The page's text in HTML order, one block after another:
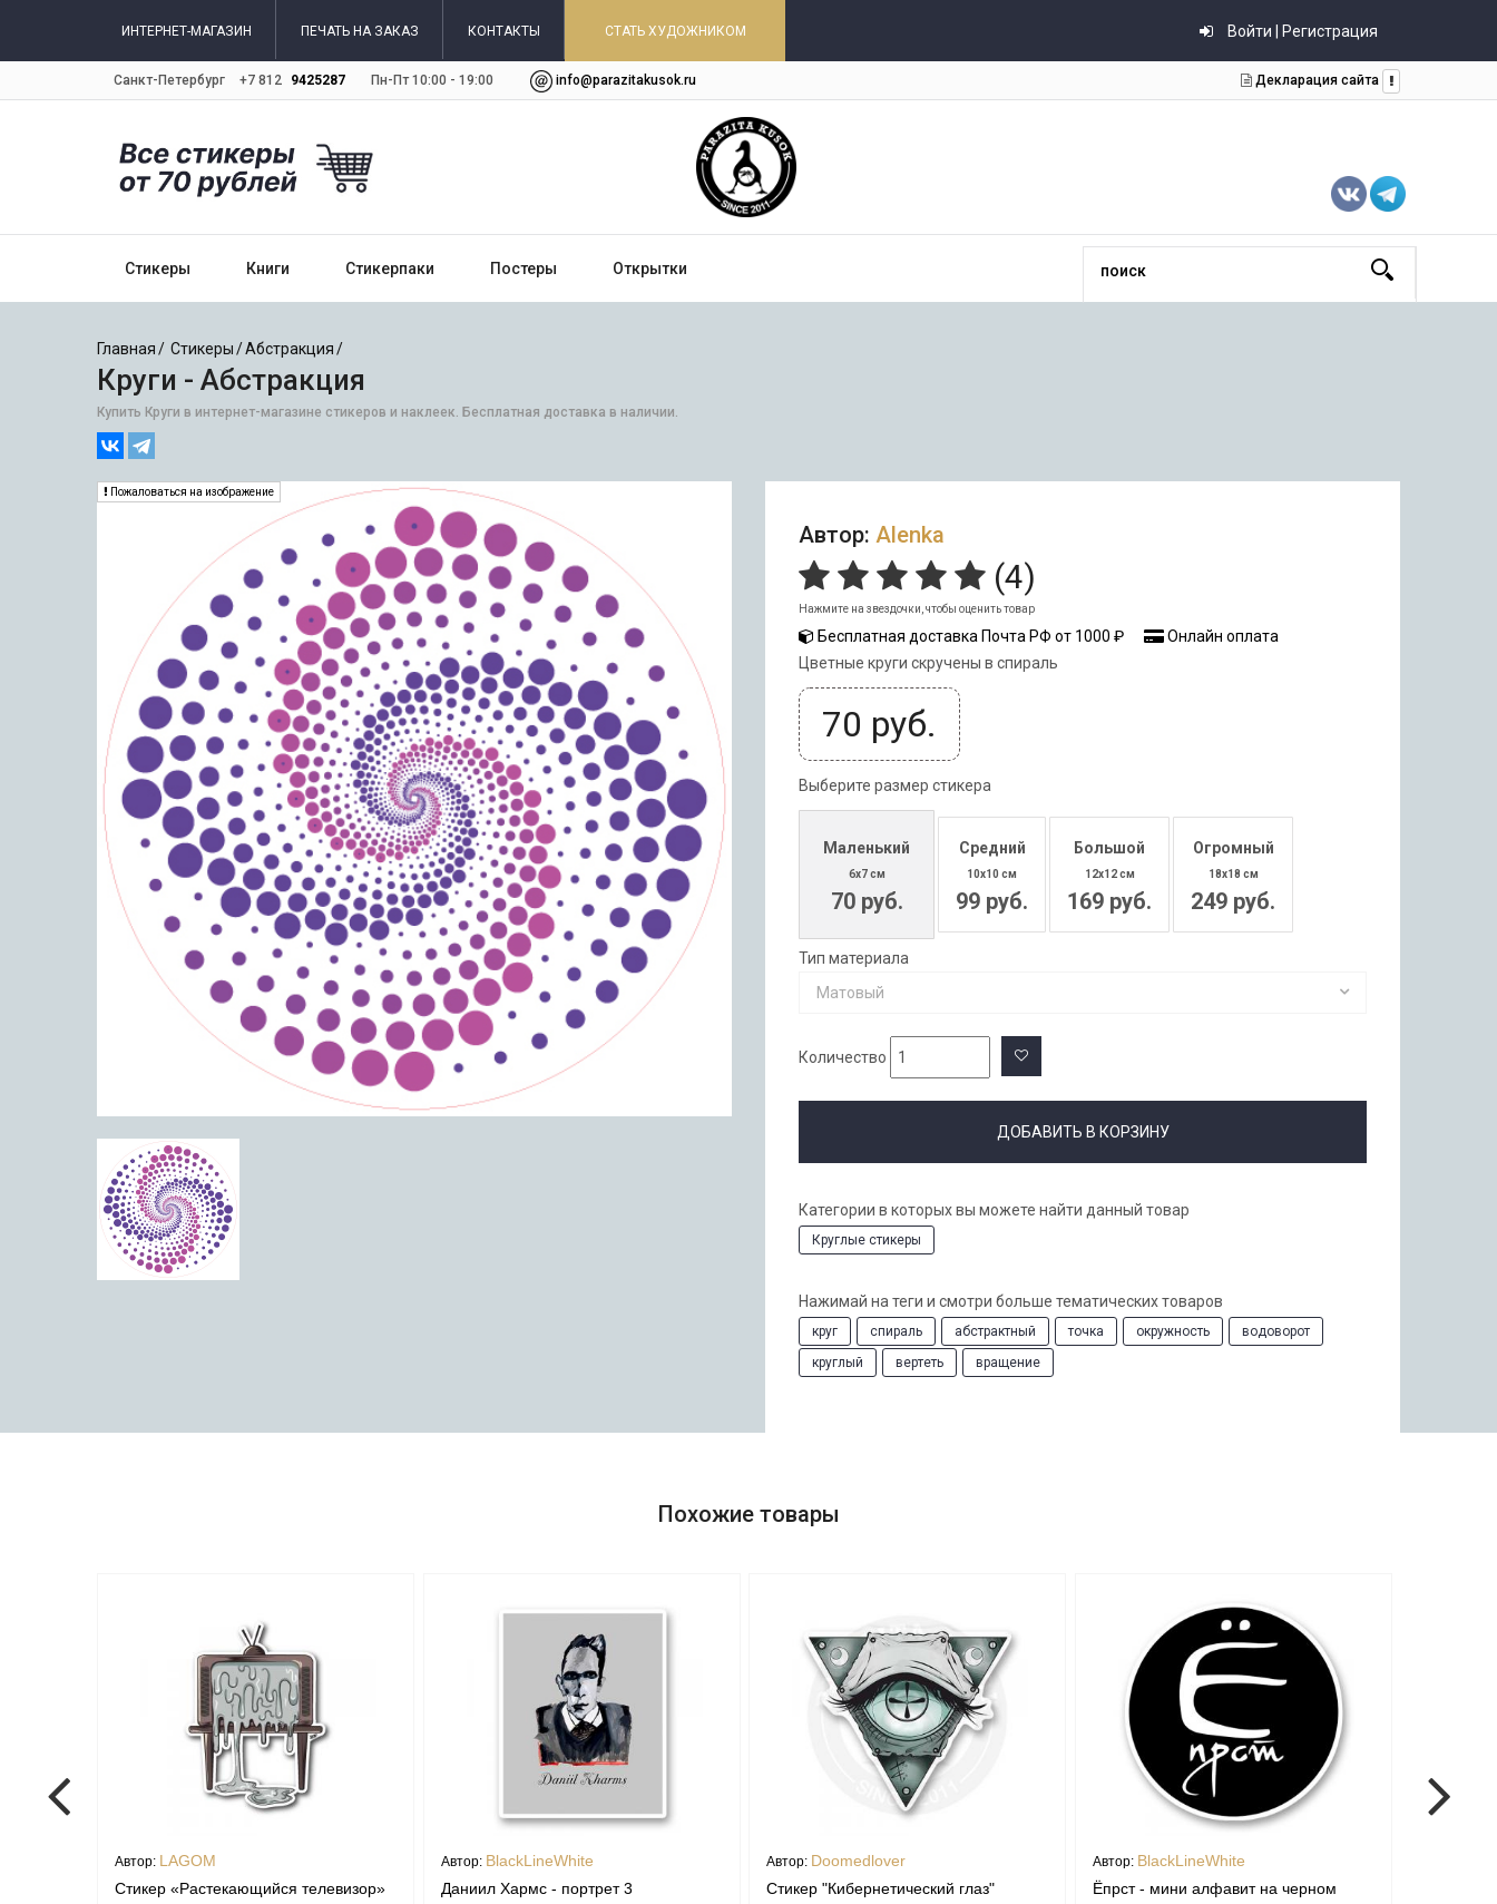
ИНТЕРНЕТ-МАГАЗИН ПЕЧАТЬ НА ЗАКАЗ КОНТАКТЫ СТАТЬ ХУДОЖНИКОМ Войти | Регистрация
Санкт-Петербург +7 812 9425287 Пн-Пт 10:00 - 19:00 info@parazitakusok.ru Декларация сайта
Стикеры Книги Стикерпаки Постеры Открытки
Главная Стикеры Абстракция
Круги - Абстракция
Купить Круги в интернет-магазине стикеров и наклеек. Бесплатная доставка в наличии.
Пожаловаться на изображение
Автор: Alenka
(4)
Нажмите на звездочки, чтобы оценить товар
Бесплатная доставка Почта РФ от 1000 ₽
Онлайн оплата
Цветные круги скручены в спираль
70 руб.
Выберите размер стикера
Маленький
6x7 см
70 руб.
Средний
10x10 см
99 руб.
Большой
12x12 см
169 руб.
Огромный
18x18 см
249 руб.
Тип материала
Матовый
Количество
ДОБАВИТЬ В КОРЗИНУ
Категории в которых вы можете найти данный товар
Круглые стикеры
Нажимай на теги и смотри больше тематических товаров
круг спираль абстрактный точка окружность
водоворот
круглый
вертеть вращение
Похожие товары
Автор: LAGOM
Стикер «Растекающийся телевизор»
Автор: BlackLineWhite
Даниил Хармс - портрет 3
Автор: Doomedlover
Стикер "Кибернетический глаз"
Автор: BlackLineWhite
Ёпрст - мини алфавит на черном